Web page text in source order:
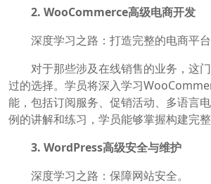
2. WooCommerce高级电商开发
深度学习之路：打造完整的电商平台
对于那些涉及在线销售的业务，这门
过的选择。学员将深入学习
能，包括订阅服务、促销活动、多语言
例的讲解和练习，学员能够掌握构建完整
3. WordPress高级安全与维护
深度学习之路：保障网站安全。